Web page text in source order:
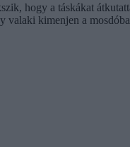
hogy a táskákat
valaki kimenjen a